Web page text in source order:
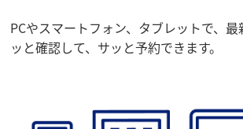
PCやスマートフォン、タブレットで、
ッと確認して、サッと予約できます。